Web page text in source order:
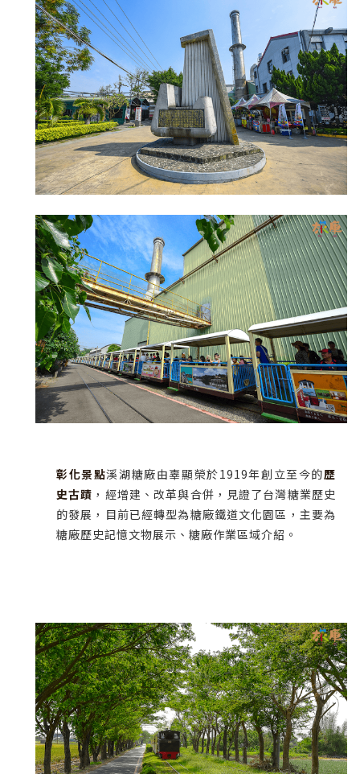
彰化景點溪湖糖廠由辜顯榮於1919年創立至今的歷
史古蹟 ，經增建、改革與合併，見證了台灣糖業歷史
的發展，目前已經轉型為糖廠鐵道文化園區，主要為
糖廠歷史記憶文物展示、糖廠作業區域介紹。